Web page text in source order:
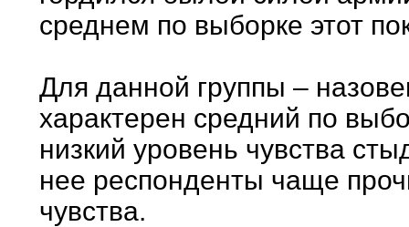
среднем по выборке этот
Для данной группы –
характерен средний по
низкий уровень чувства
нее респонденты чаще
чувства.